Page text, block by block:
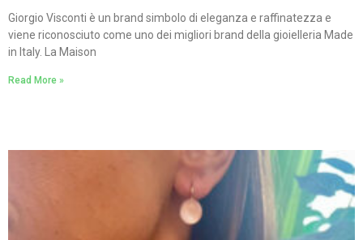
Giorgio Visconti è un brand simbolo di eleganza e raffinatezza e
viene riconosciuto come uno dei migliori brand della gioielleria Made
in Italy. La Maison
Read More »